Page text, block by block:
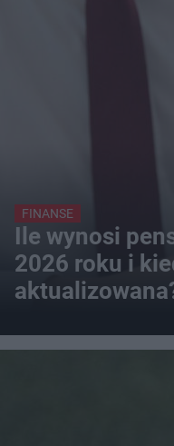
FINANSE
Ile wynosi
2026 roku i